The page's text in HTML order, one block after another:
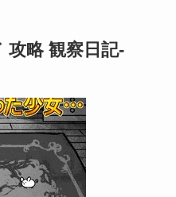
攻略 観察日記-